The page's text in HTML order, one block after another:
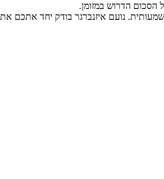
הסכום הדרוש במזומן.
נועם איזנברגר בודק יחד אתכם